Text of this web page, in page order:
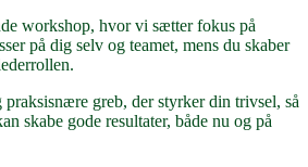
workshop, hvor vi sætter fokus på
på dig selv og teamet, mens du skaber
greb, der styrker din trivsel, så
skabe gode resultater, både nu og på